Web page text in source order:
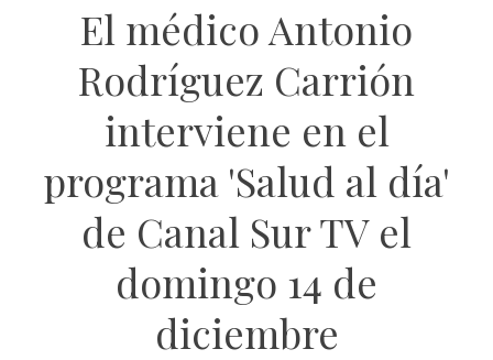
El médico Antonio
Rodríguez Carrión
interviene en el
programa 'Salud al día'
de Canal Sur TV el
domingo 14 de
diciembre